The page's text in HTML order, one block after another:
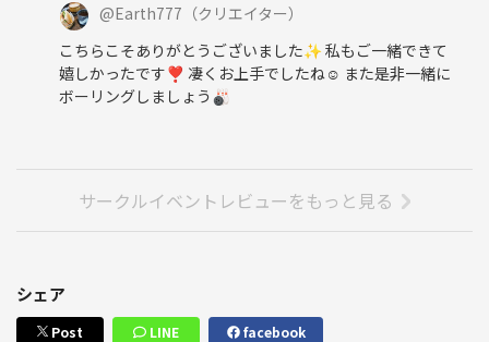
@Earth777 （クリエイター）
こちらこそありがとうございました✨ 私もご一緒できて
嬉しかったです❣️ 凄くお上手でしたね☺️ また是非一緒に
ボーリングしましょう🎳
サークルイベントレビューをもっと見る
シェア
Post LINE facebook